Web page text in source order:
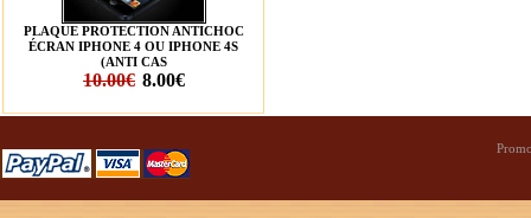
PLAQUE PROTECTION ANTICHOC
ÉCRAN IPHONE 4 OU IPHONE 4S
(ANTI CAS
10.00€ 8.00€